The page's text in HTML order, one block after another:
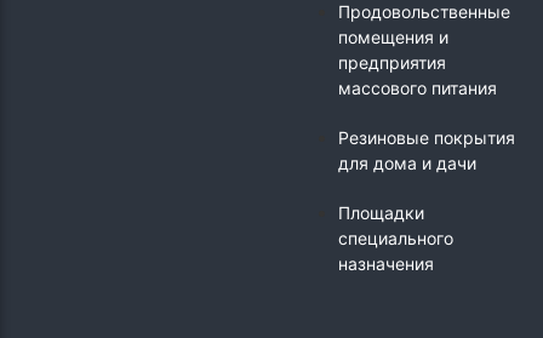
Продовольственные
помещения и
предприятия
массового питания
Резиновые покрытия
для дома и дачи
Площадки
специального
назначения